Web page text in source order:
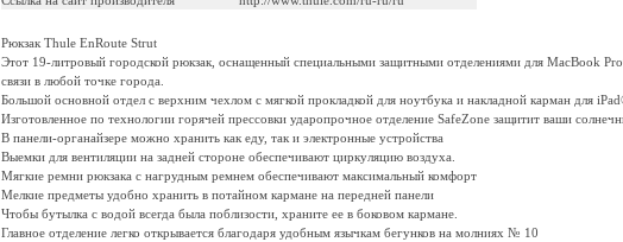
Рюкзак Thule EnRoute Strut
Этот 19-литровый городской рюкзак, оснащенный специальными защитными отделениями для MacBook
связи в любой точке города.
Большой основной отдел с верхним чехлом с мягкой прокладкой для ноутбука и накладной карман для
Изготовленное по технологии горячей прессовки ударопрочное отделение SafeZone защитит ваши
В панели-органайзере можно хранить как еду, так и электронные устройства
Выемки для вентиляции на задней стороне обеспечивают циркуляцию воздуха.
Мягкие ремни рюкзака с нагрудным ремнем обеспечивают максимальный комфорт
Мелкие предметы удобно хранить в потайном кармане на передней панели
Чтобы бутылка с водой всегда была поблизости, храните ее в боковом кармане.
Главное отделение легко открывается благодаря удобным язычкам бегунков на молниях № 10